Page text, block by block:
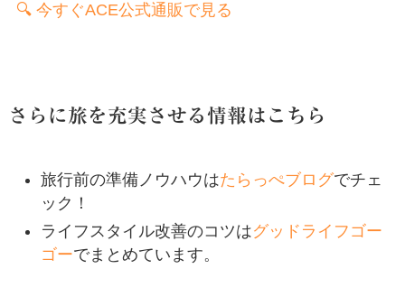
🔍 今すぐACE公式通販で見る
さらに旅を充実させる情報はこちら
旅行前の準備ノウハウはたらっぺブログでチェ
ック！
ライフスタイル改善のコツはグッドライフゴー
ゴーでまとめています。